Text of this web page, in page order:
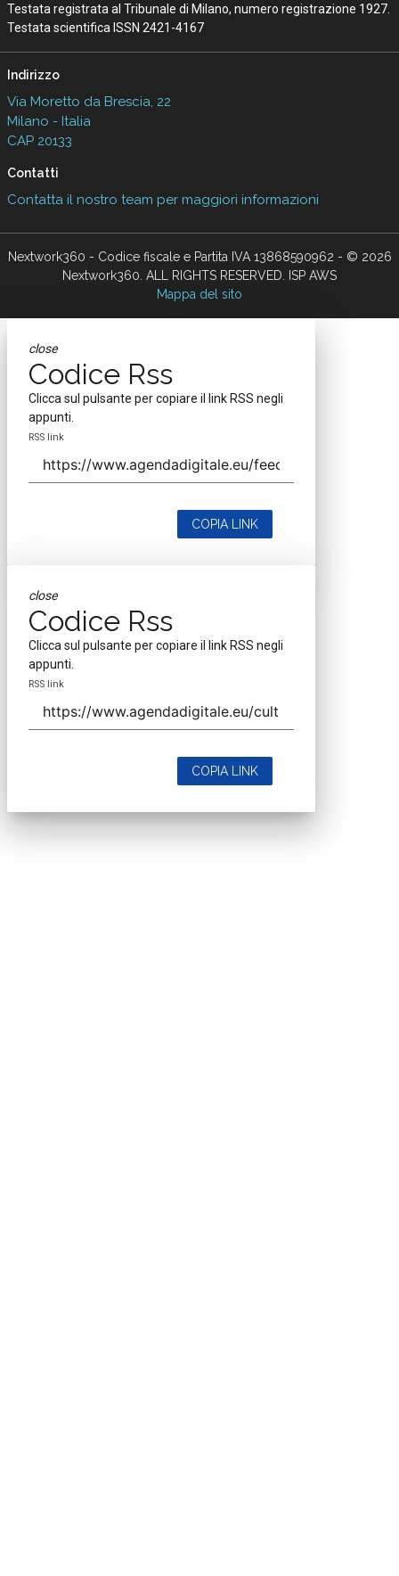
Testata registrata al Tribunale di Milano, numero registrazione 1927.
Testata scientifica ISSN 2421-4167
Indirizzo
Via Moretto da Brescia, 22
Milano - Italia
CAP 20133
Contatti
Contatta il nostro team per maggiori informazioni
Nextwork360 - Codice fiscale e Partita IVA 13868590962 - © 2026
Nextwork360. ALL RIGHTS RESERVED. ISP AWS
Mappa del sito
close
Codice Rss
Clicca sul pulsante per copiare il link RSS negli
appunti.
RSS link
COPIA LINK
close
Codice Rss
Clicca sul pulsante per copiare il link RSS negli
appunti.
RSS link
COPIA LINK